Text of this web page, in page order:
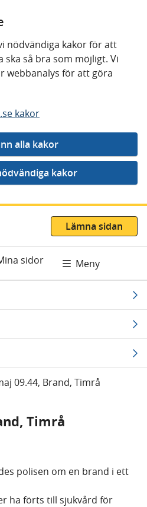
nödvändiga kakor för att
ska så bra som möjligt. Vi
webbanalys för att göra
kakor
Lämna sidan
sidor Meny
09.44, Brand, Timrå
Timrå
polisen om en brand i ett
ha förts till sjukvård för